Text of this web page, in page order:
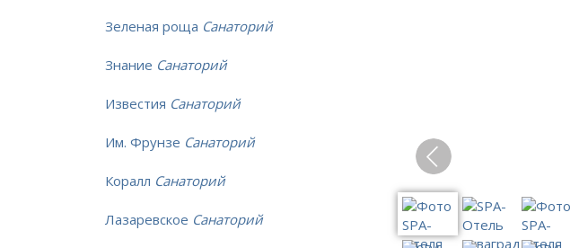
Зеленая роща Санаторий
Знание Санаторий
Известия Санаторий
Им. Фрунзе Санаторий
Коралл Санаторий
Лазаревское Санаторий